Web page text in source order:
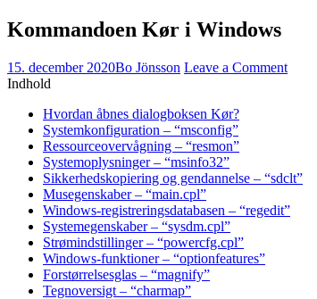
Kommandoen Kør i Windows
15. december 2020Bo Jönsson Leave a Comment
Indhold
Hvordan åbnes dialogboksen Kør?
Systemkonfiguration – “msconfig”
Ressourceovervågning – “resmon”
Systemoplysninger – “msinfo32”
Sikkerhedskopiering og gendannelse – “sdclt”
Musegenskaber – “main.cpl”
Windows-registreringsdatabasen – “regedit”
Systemegenskaber – “sysdm.cpl”
Strømindstillinger – “powercfg.cpl”
Windows-funktioner – “optionfeatures”
Forstørrelsesglas – “magnify”
Tegnoversigt – “charmap”